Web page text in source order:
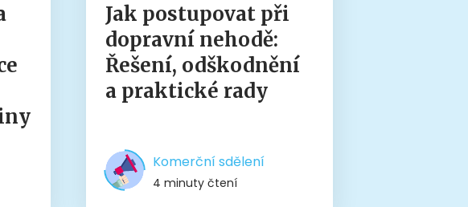
Jak postupovat při
dopravní nehodě:
Řešení, odškodnění
a praktické rady
Komerční sdělení
4 minuty čtení